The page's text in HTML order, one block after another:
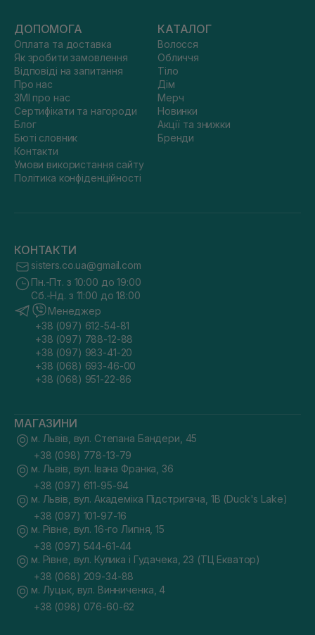
ДОПОМОГА
Оплата та доставка
Як зробити замовлення
Відповіді на запитання
Про нас
ЗМІ про нас
Сертифікати та нагороди
Блог
Бюті словник
Контакти
Умови використання сайту
Політика конфіденційності
КАТАЛОГ
Волосся
Обличчя
Тіло
Дім
Мерч
Новинки
Акції та знижки
Бренди
КОНТАКТИ
sisters.co.ua@gmail.com
Пн.-Пт. з 10:00 до 19:00
Сб.-Нд. з 11:00 до 18:00
Менеджер
+38 (097) 612-54-81
+38 (097) 788-12-88
+38 (097) 983-41-20
+38 (068) 693-46-00
+38 (068) 951-22-86
МАГАЗИНИ
м. Львів, вул. Степана Бандери, 45
+38 (098) 778-13-79
м. Львів, вул. Івана Франка, 36
+38 (097) 611-95-94
м. Львів, вул. Академіка Підстригача, 1В (Duck's Lake)
+38 (097) 101-97-16
м. Рівне, вул. 16-го Липня, 15
+38 (097) 544-61-44
м. Рівне, вул. Кулика і Гудачека, 23 (ТЦ Екватор)
+38 (068) 209-34-88
м. Луцьк, вул. Винниченка, 4
+38 (098) 076-60-62